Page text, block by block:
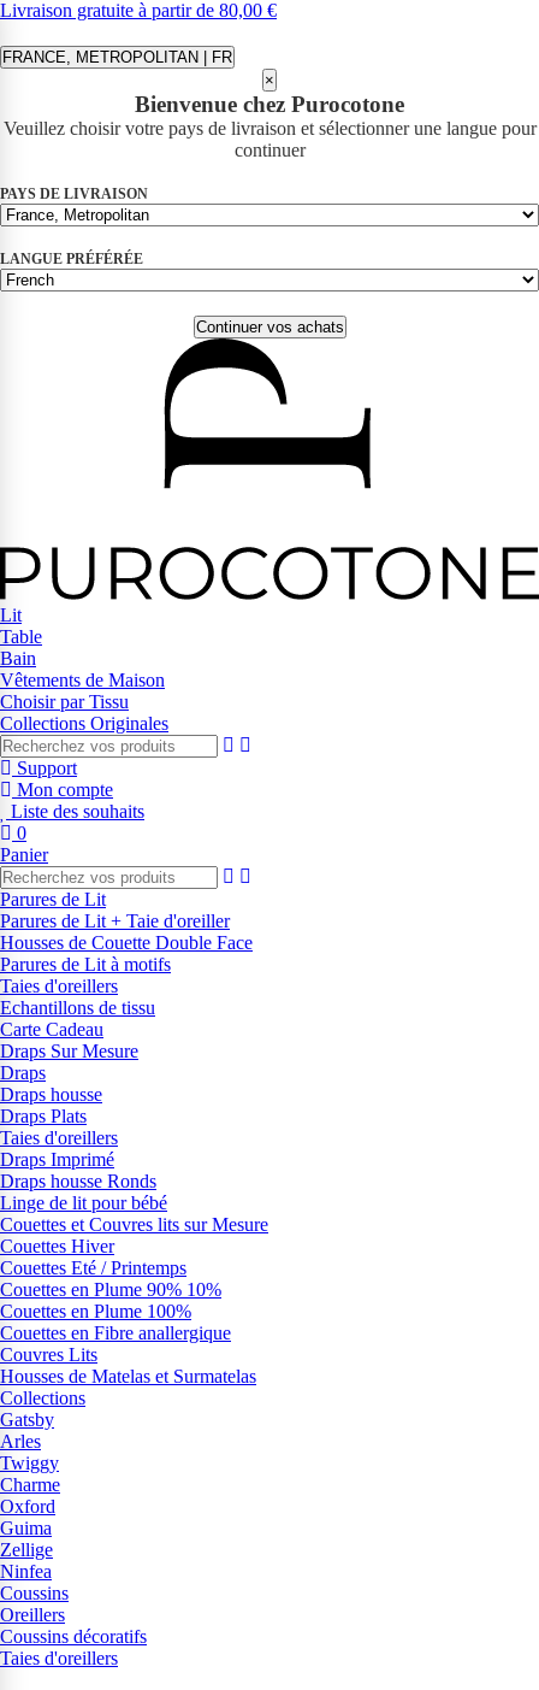
Livraison gratuite à partir de 80,00 €
FRANCE, METROPOLITAN | FR
×
Bienvenue chez Purocotone
Veuillez choisir votre pays de livraison et sélectionner une langue pour
continuer
PAYS DE LIVRAISON
LANGUE PRÉFÉRÉE
Continuer vos achats
Lit
Table
Bain
Vêtements de Maison
Choisir par Tissu
Collections Originales
Support
Mon compte
Liste des souhaits
0
Panier
Parures de Lit
Parures de Lit + Taie d'oreiller
Housses de Couette Double Face
Parures de Lit à motifs
Taies d'oreillers
Echantillons de tissu
Carte Cadeau
Draps Sur Mesure
Draps
Draps housse
Draps Plats
Taies d'oreillers
Draps Imprimé
Draps housse Ronds
Linge de lit pour bébé
Couettes et Couvres lits sur Mesure
Couettes Hiver
Couettes Eté / Printemps
Couettes en Plume 90% 10%
Couettes en Plume 100%
Couettes en Fibre anallergique
Couvres Lits
Housses de Matelas et Surmatelas
Collections
Gatsby
Arles
Twiggy
Charme
Oxford
Guima
Zellige
Ninfea
Coussins
Oreillers
Coussins décoratifs
Taies d'oreillers